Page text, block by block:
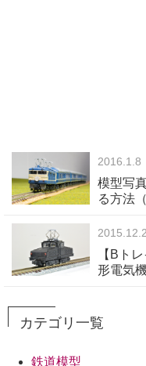
2016.1.8
模型写
る方法
2015.12.2
【Bト
形電気
カテゴリ一覧
鉄道模型